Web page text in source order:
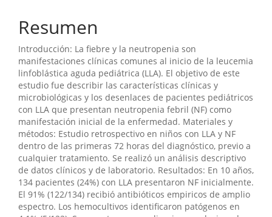
Resumen
Introducción: La fiebre y la neutropenia son
manifestaciones clínicas comunes al inicio de la leucemia
linfoblástica aguda pediátrica (LLA). El objetivo de este
estudio fue describir las características clínicas y
microbiológicas y los desenlaces de pacientes pediátricos
con LLA que presentan neutropenia febril (NF) como
manifestación inicial de la enfermedad. Materiales y
métodos: Estudio retrospectivo en niños con LLA y NF
dentro de las primeras 72 horas del diagnóstico, previo a
cualquier tratamiento. Se realizó un análisis descriptivo
de datos clínicos y de laboratorio. Resultados: En 10 años,
134 pacientes (24%) con LLA presentaron NF inicialmente.
El 91% (122/134) recibió antibióticos empiricos de amplio
espectro. Los hemocultivos identificaron patógenos en